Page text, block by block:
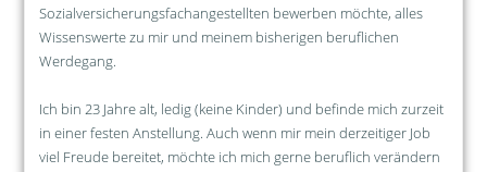
Sozialversicherungsfachangestellten bewerben möchte, alles
Wissenswerte zu mir und meinem bisherigen beruflichen
Werdegang.
Ich bin 23 Jahre alt, ledig (keine Kinder) und befinde mich zurzeit
in einer festen Anstellung. Auch wenn mir mein derzeitiger Job
viel Freude bereitet, möchte ich mich gerne beruflich verändern